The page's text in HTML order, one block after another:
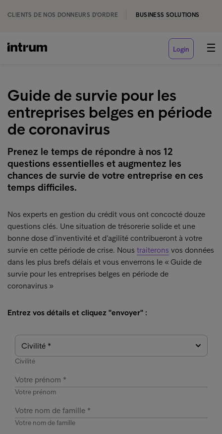
CLIENTS DE NOS DONNEURS D'ORDRE BUSINESS SOLUTIONS
Login
Guide de survie pour les
entreprises belges en période
de coronavirus
Prenez le temps de répondre à nos 12
questions essentielles et augmentez les
chances de survie de votre entreprise en ces
temps difficiles.
Nos experts en gestion du crédit vous ont concocté douze
questions clés. Une situation de trésorerie solide et une
bonne dose d’inventivité et d’agilité contribueront à votre
survie en cette période de crise. Nous traiterons vos données
dans les plus brefs délais et vous enverrons le « Guide de
survie pour les entreprises belges en période de
coronavirus »
Entrez vos détails et cliquez "envoyer" :